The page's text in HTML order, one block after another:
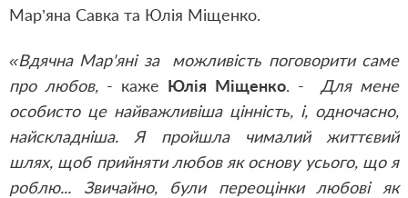
Мар’яна Савка та Юлія Міщенко.
«Вдячна Мар'яні за можливість поговорити саме
про любов, - каже Юлія Міщенко. - Для мене
особисто це найважливіша цінність, і, одночасно,
найскладніша. Я пройшла чималий життєвий
шлях, щоб прийняти любов як основу усього, що я
роблю... Звичайно, були переоцінки любові як